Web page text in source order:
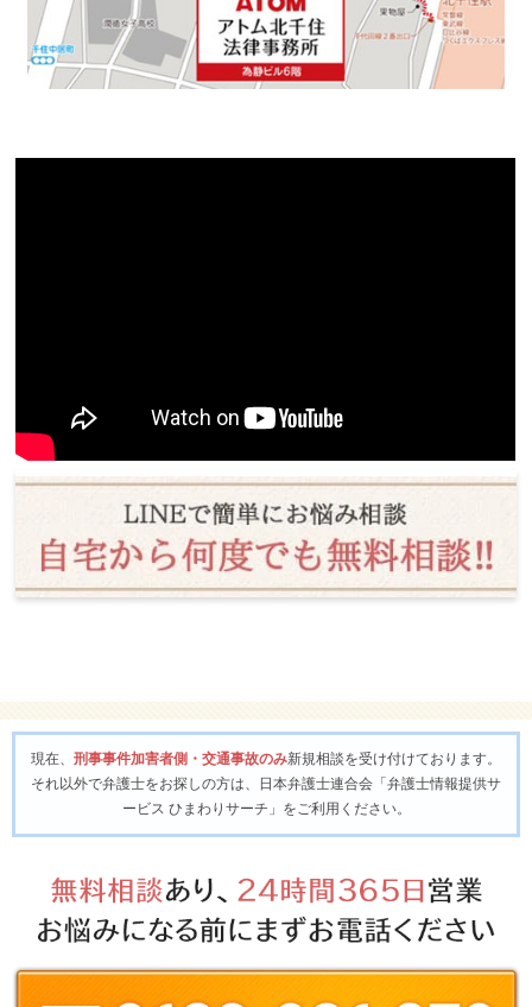
現在、 刑事事件加害者側・交通事故のみ新規相談を受け付けております。
それ以外で弁護士をお探しの方は、日本弁護士連合会「弁護士情報提供サ
ービス ひまわりサーチ」をご利用ください。